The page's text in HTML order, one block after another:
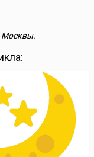
Москвы.